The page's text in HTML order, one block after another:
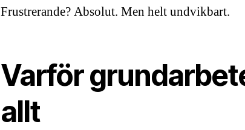
Frustrerande? Absolut. Men helt undvikbart.
Varför
allt